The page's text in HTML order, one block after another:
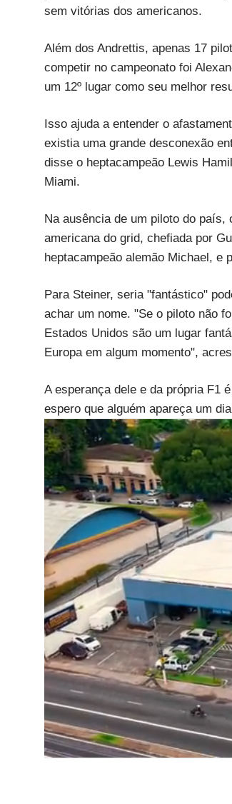
sem vitórias dos americanos.
Além dos Andrettis, apenas 17
competir no campeonato foi
um 12º lugar como seu melhor
Isso ajuda a entender o
existia uma grande desconexão
disse o heptacampeão Lewis
Miami.
Na ausência de um piloto do
americana do grid, chefiada por
heptacampeão alemão Michael, e
Para Steiner, seria "fantástico"
achar um nome. "Se o piloto não
Estados Unidos são um lugar
Europa em algum momento",
A esperança dele e da própria F1
espero que alguém apareça um